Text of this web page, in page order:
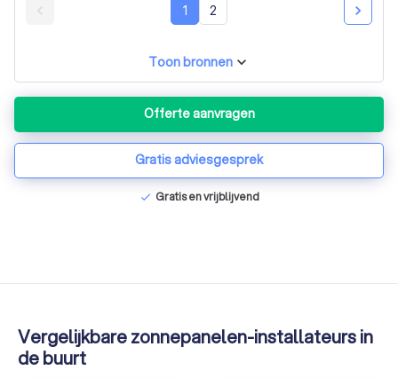
1 2
Toon bronnen
Offerte aanvragen
Gratis adviesgesprek
check Gratis en vrijblijvend
Vergelijkbare zonnepanelen-installateurs in
de buurt